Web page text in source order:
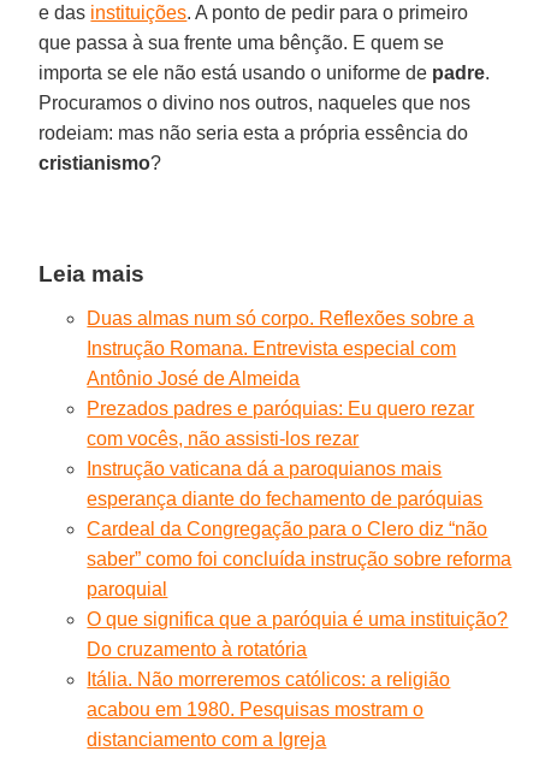
e das instituições. A ponto de pedir para o primeiro
que passa à sua frente uma bênção. E quem se
importa se ele não está usando o uniforme de padre.
Procuramos o divino nos outros, naqueles que nos
rodeiam: mas não seria esta a própria essência do
cristianismo?
Leia mais
Duas almas num só corpo. Reflexões sobre a
Instrução Romana. Entrevista especial com
Antônio José de Almeida
Prezados padres e paróquias: Eu quero rezar
com vocês, não assisti-los rezar
Instrução vaticana dá a paroquianos mais
esperança diante do fechamento de paróquias
Cardeal da Congregação para o Clero diz “não
saber” como foi concluída instrução sobre reforma
paroquial
O que significa que a paróquia é uma instituição?
Do cruzamento à rotatória
Itália. Não morreremos católicos: a religião
acabou em 1980. Pesquisas mostram o
distanciamento com a Igreja